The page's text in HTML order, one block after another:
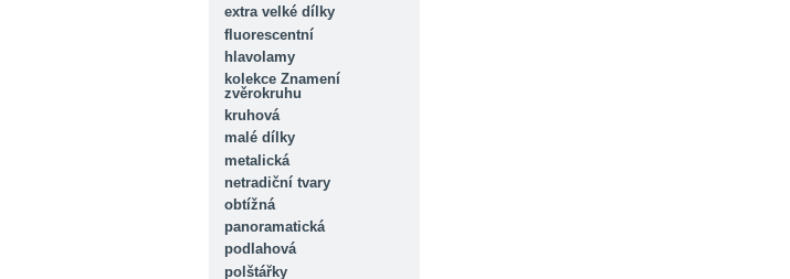
extra velké dílky
fluorescentní
hlavolamy
kolekce Znamení
zvěrokruhu
kruhová
malé dílky
metalická
netradiční tvary
obtížná
panoramatická
podlahová
polštářky